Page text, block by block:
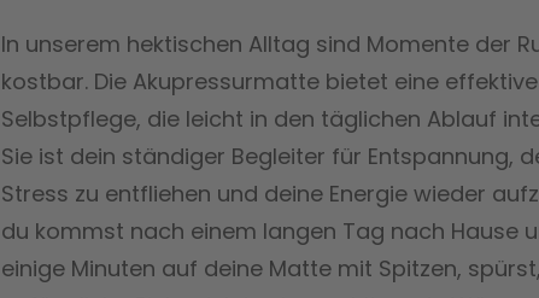
In unserem hektischen Alltag sind Momente der
kostbar. Die Akupressurmatte bietet eine
Selbstpflege, die leicht in den täglichen Ablauf
Sie ist dein ständiger Begleiter für Entspannung,
Stress zu entfliehen und deine Energie wieder
du kommst nach einem langen Tag nach Hause
einige Minuten auf deine Matte mit Spitzen,